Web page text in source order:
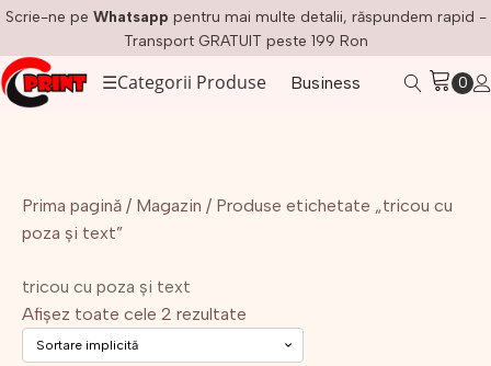
Scrie-ne pe Whatsapp pentru mai multe detalii, răspundem rapid -
Transport GRATUIT peste 199 Ron
☰Categorii Produse Business
Prima pagină / Magazin / Produse etichetate „tricou cu
poza și text”
tricou cu poza și text
Afișez toate cele 2 rezultate